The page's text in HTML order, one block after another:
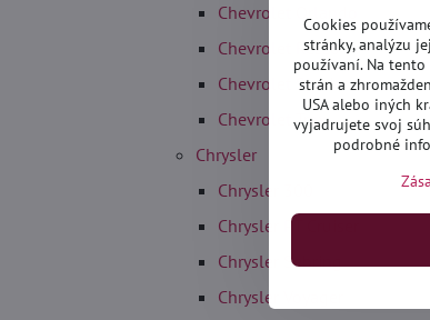
Chevrolet Orlando
Chevrolet Rezzo
Chevrolet Spark
Chevrolet Trax
Chrysler
Chrysler 300
Chrysler PT Cruiser
Chrysler Sebring
Chrysler Voyager
Cookies
stránky, analýzu
používaní. Na
strán a
USA alebo iných
vyjadrujete svoj
podrobné